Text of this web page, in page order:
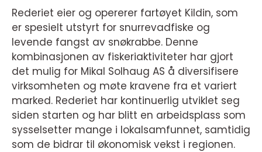
Rederiet eier og opererer fartøyet Kildin, som
er spesielt utstyrt for snurrevadfiske og
levende fangst av snøkrabbe. Denne
kombinasjonen av fiskeriaktiviteter har gjort
det mulig for Mikal Solhaug AS å diversifisere
virksomheten og møte kravene fra et variert
marked. Rederiet har kontinuerlig utviklet seg
siden starten og har blitt en arbeidsplass som
sysselsetter mange i lokalsamfunnet, samtidig
som de bidrar til økonomisk vekst i regionen.